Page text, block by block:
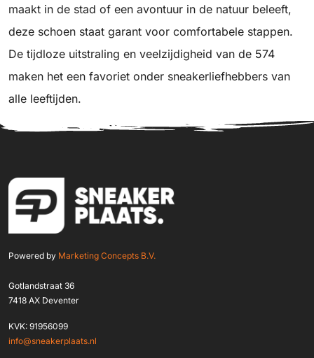
maakt in de stad of een avontuur in de natuur beleeft,
deze schoen staat garant voor comfortabele stappen.
De tijdloze uitstraling en veelzijdigheid van de 574
maken het een favoriet onder sneakerliefhebbers van
alle leeftijden.
Powered by Marketing Concepts B.V.
Gotlandstraat 36
7418 AX Deventer
KVK: 91956099
info@sneakerplaats.nl